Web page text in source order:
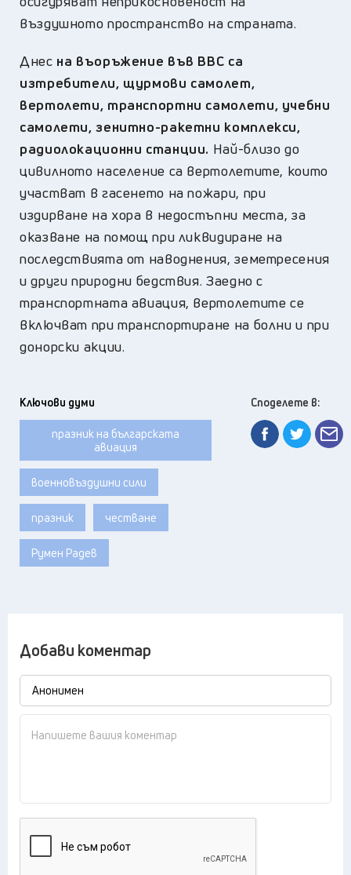
въздушното пространство на страната.
Днес на въоръжение във ВВС са
изтребители, щурмови самолет,
вертолети, транспортни самолети, учебни
самолети, зенитно-ракетни комплекси,
радиолокационни станции. Най-близо до
цивилното население са вертолетите, които
участват в гасенето на пожари, при
издирване на хора в недостъпни места, за
оказване на помощ при ликвидиране на
последствията от наводнения, земетресения
и други природни бедствия. Заедно с
транспортната авиация, вертолетите се
включват при транспортиране на болни и при
донорски акции.
Ключови думи
празник на българската
авиация
военновъздушни сили
празник честване
Румен Радев
Споделете в:
Добави коментар